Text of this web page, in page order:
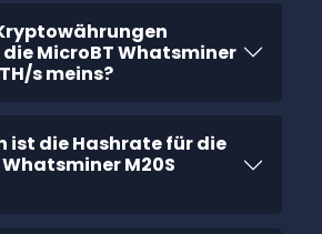
MicroBT Whatsminer
s meins?
ist die Hashrate für die
M20S